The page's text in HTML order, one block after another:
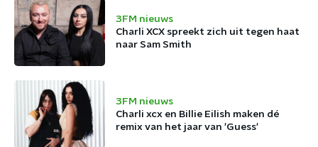
3FM nieuws
Charli XCX spreekt zich uit tegen haat
naar Sam Smith
3FM nieuws
Charli xcx en Billie Eilish maken dé
remix van het jaar van 'Guess'